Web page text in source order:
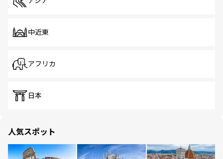
中近東
アフリカ
日本
人気スポット